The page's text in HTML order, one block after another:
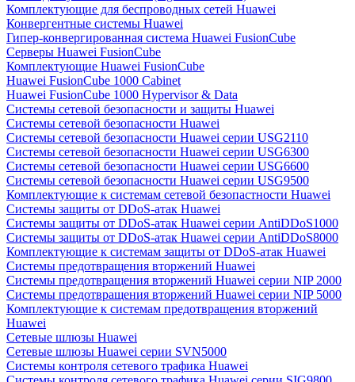
Комплектующие для беспроводных сетей Huawei
Конвергентные системы Huawei
Гипер-конвергированная система Huawei FusionCube
Серверы Huawei FusionCube
Комплектующие Huawei FusionCube
Huawei FusionCube 1000 Cabinet
Huawei FusionCube 1000 Hypervisor & Data
Системы сетевой безопасности и защиты Huawei
Системы сетевой безопасности Huawei
Системы сетевой безопасности Huawei серии USG2110
Системы сетевой безопасности Huawei серии USG6300
Системы сетевой безопасности Huawei серии USG6600
Системы сетевой безопасности Huawei серии USG9500
Комплектующие к системам сетевой безопастности Huawei
Системы защиты от DDoS-атак Huawei
Системы защиты от DDoS-атак Huawei серии AntiDDoS1000
Системы защиты от DDoS-атак Huawei серии AntiDDoS8000
Комплектующие к системам защиты от DDoS-атак Huawei
Системы предотвращения вторжений Huawei
Системы предотвращения вторжений Huawei серии NIP 2000
Системы предотвращения вторжений Huawei серии NIP 5000
Комплектующие к системам предотвращения вторжений
Huawei
Сетевые шлюзы Huawei
Сетевые шлюзы Huawei серии SVN5000
Системы контроля сетевого трафика Huawei